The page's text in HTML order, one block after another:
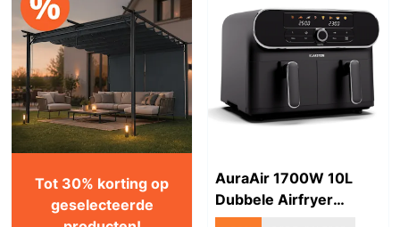
Tot 30% korting op
geselecteerde
AuraAir 1700W 10L
Dubbele Airfryer
Zwart/Zilver